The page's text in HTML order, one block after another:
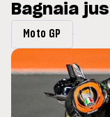
du GP de Grande-
Bagnaia
Moto GP